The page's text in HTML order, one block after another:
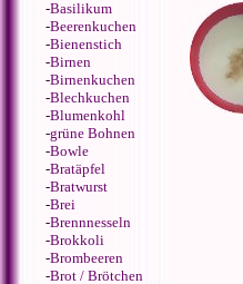
-Basilikum
-Beerenkuchen
-Bienenstich
-Birnen
-Birnenkuchen
-Blechkuchen
-Blumenkohl
-grüne Bohnen
-Bowle
-Bratäpfel
-Bratwurst
-Brei
-Brennnesseln
-Brokkoli
-Brombeeren
-Brot / Brötchen